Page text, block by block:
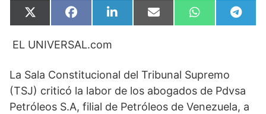
Compartir
en
X
(
w
t
e
r
)
Compartir
en
F
a
e
o
Compartir
en
L
i
I
Compartir
en
E
m
Compartir
en
W
h
p
p
en
T
e
EL UNIVERSAL.com
La Sala Constitucional del Tribunal Supremo
(TSJ) criticó la labor de los abogados de Pdvsa
Petróleos S.A, filial de Petróleos de Venezuela, a